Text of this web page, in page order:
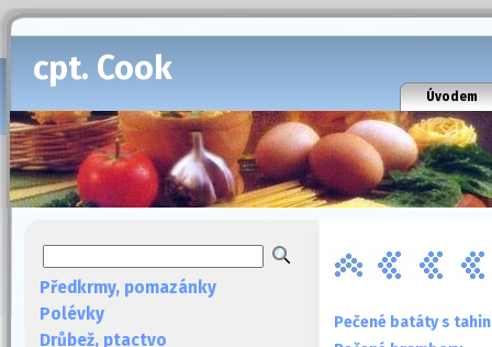
cpt. Cook
Úvodem
Předkrmy, pomazánky
Polévky
Drůbež, ptactvo
Pečené batáty s